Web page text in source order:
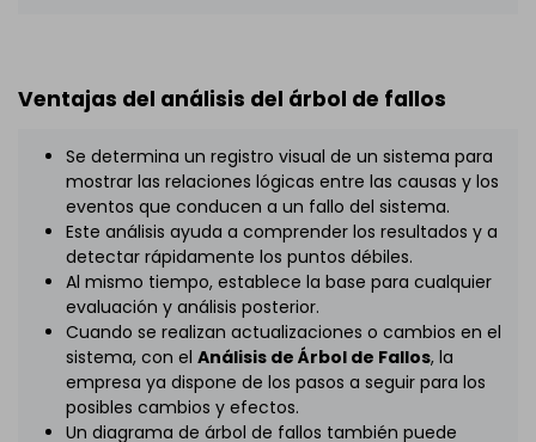
Ventajas del análisis del árbol de fallos
Se determina un registro visual de un sistema para
mostrar las relaciones lógicas entre las causas y los
eventos que conducen a un fallo del sistema.
Este análisis ayuda a comprender los resultados y a
detectar rápidamente los puntos débiles.
Al mismo tiempo, establece la base para cualquier
evaluación y análisis posterior.
Cuando se realizan actualizaciones o cambios en el
sistema, con el Análisis de Árbol de Fallos, la
empresa ya dispone de los pasos a seguir para los
posibles cambios y efectos.
Un diagrama de árbol de fallos también puede